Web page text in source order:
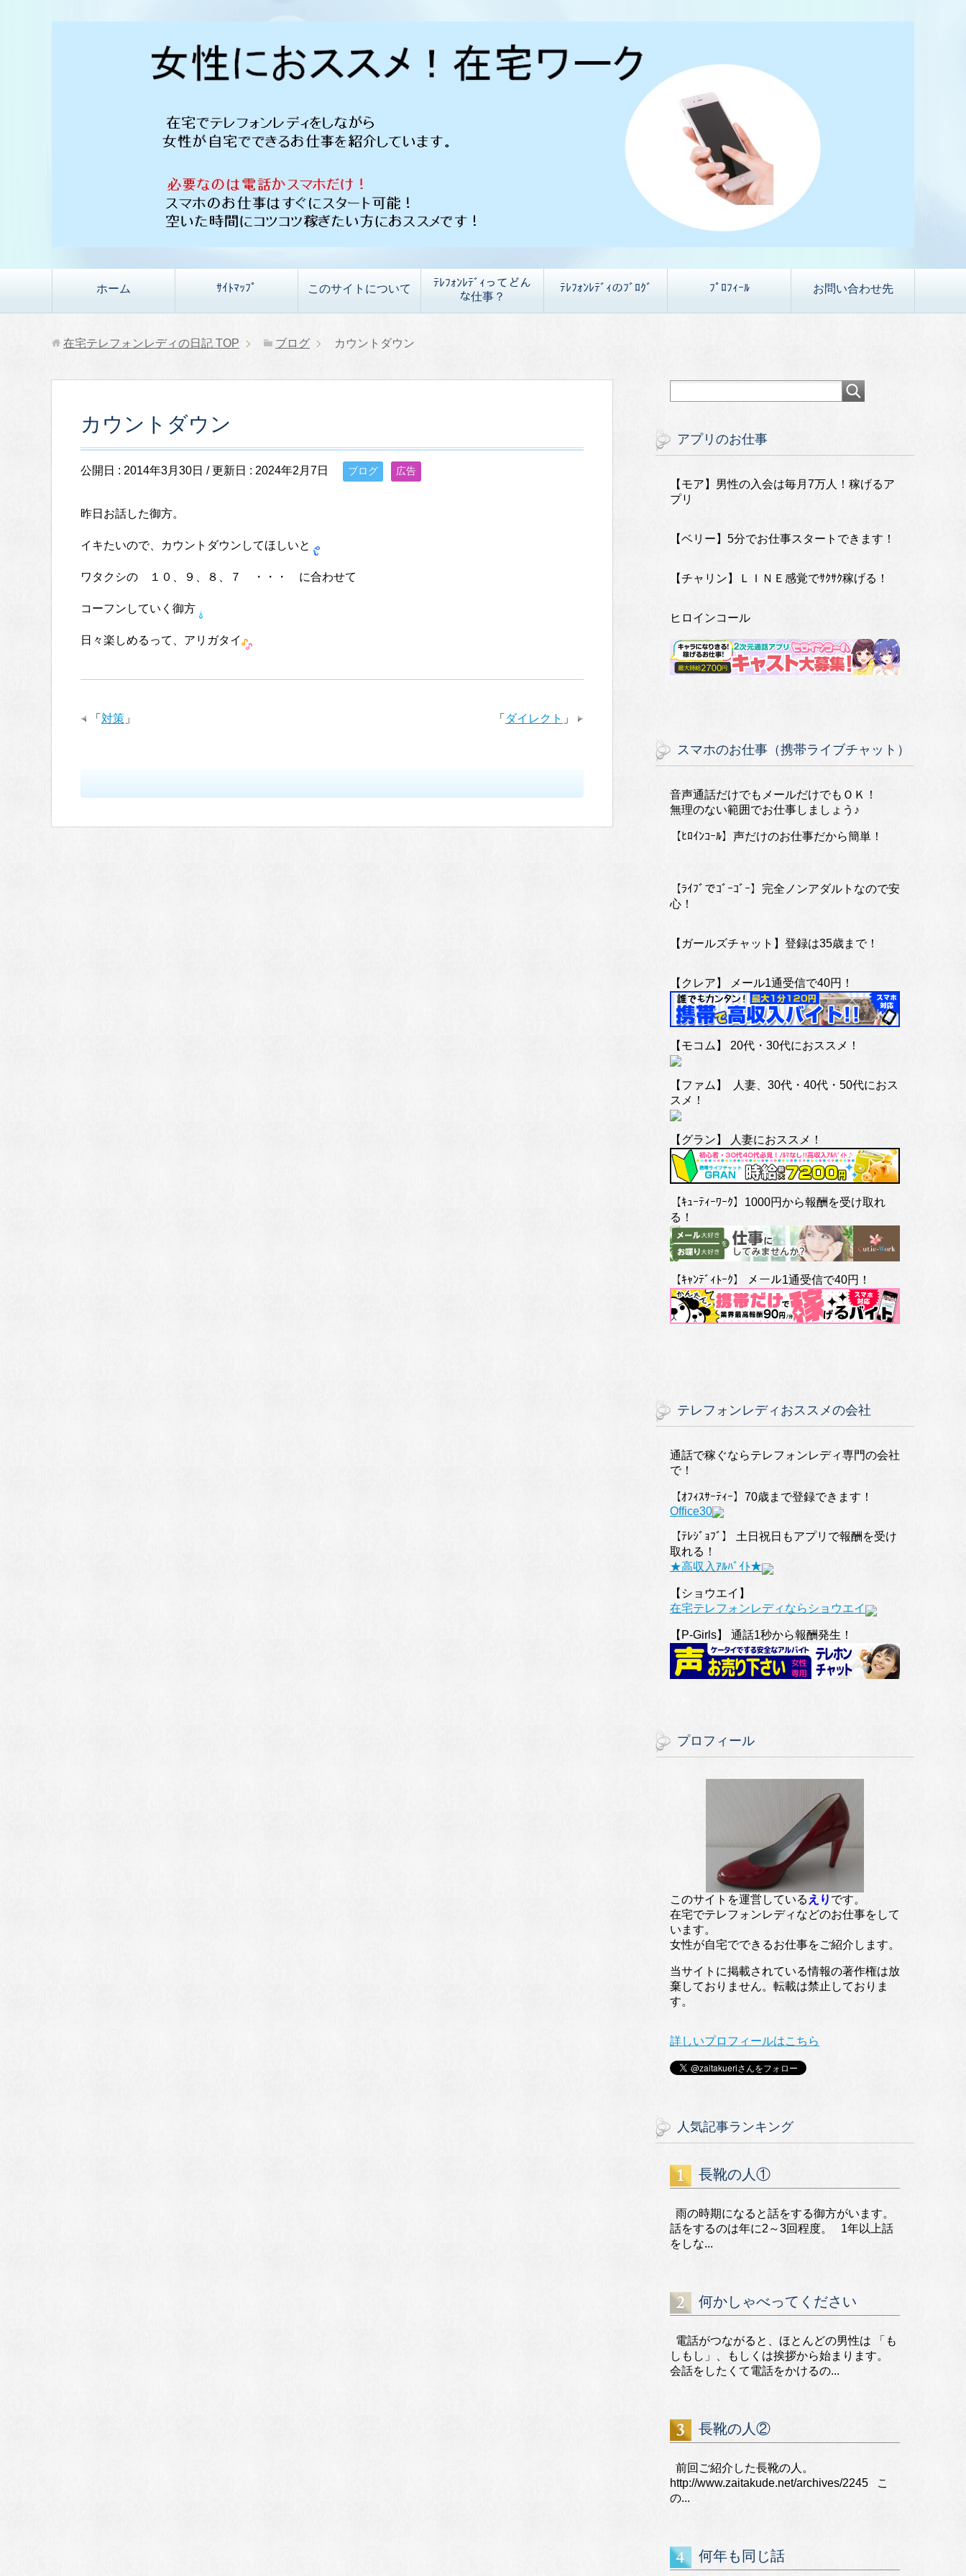
ホーム ｻｲﾄﾏｯﾌﾟ このサイトについて
ﾃﾚﾌｫﾝﾚﾃﾞｨってどん
な仕事？
ﾃﾚﾌｫﾝﾚﾃﾞｨのﾌﾞﾛｸﾞ ﾌﾟﾛﾌｨｰﾙ お問い合わせ先
在宅テレフォンレディの日記 TOP ブログ カウントダウン
カウントダウン
公開日 : 2014年3月30日 / 更新日 : 2024年2月7日 ブログ 広告
昨日お話した御方。
イキたいので、カウントダウンしてほしいと
ワタクシの １０、９、８、７ ・・・ に合わせて
コーフンしていく御方
日々楽しめるって、アリガタイ
「 ダイレクト 」
「 対策 」
アプリのお仕事
【モア】男性の入会は毎月7万人！稼げるア
プリ
【ベリー】5分でお仕事スタートできます！
【チャリン】ＬＩＮＥ感覚でｻｸｻｸ稼げる！
ヒロインコール
スマホのお仕事（携帯ライブチャット）
音声通話だけでもメールだけでもＯＫ！
無理のない範囲でお仕事しましょう♪
【ﾋﾛｲﾝｺｰﾙ】声だけのお仕事だから簡単！
【ﾗｲﾌﾞでｺﾞｰｺﾞｰ】完全ノンアダルトなので安
心！
【ガールズチャット】登録は35歳まで！
【クレア】 メール1通受信で40円！
【モコム】 20代・30代におススメ！
【ファム】 人妻、30代・40代・50代におス
スメ！
【グラン】 人妻におススメ！
【ｷｭｰﾃｨｰﾜｰｸ】1000円から報酬を受け取れ
る！
【ｷｬﾝﾃﾞｨﾄｰｸ】 メール1通受信で40円！
テレフォンレディおススメの会社
通話で稼ぐならテレフォンレディ専門の会社
で！
【ｵﾌｨｽｻｰﾃｨｰ】70歳まで登録できます！
Office30
【ﾃﾚｼﾞｮﾌﾞ】 土日祝日もアプリで報酬を受け
取れる！
★高収入ｱﾙﾊﾞｲﾄ★
【ショウエイ】
在宅テレフォンレディならショウエイ
【P-Girls】 通話1秒から報酬発生！
プロフィール
このサイトを運営している えり です。
在宅でテレフォンレディなどのお仕事をして
います。
女性が自宅でできるお仕事をご紹介します。
当サイトに掲載されている情報の著作権は放
棄しておりません。転載は禁止しておりま
す。
詳しいプロフィールはこちら
人気記事ランキング
長靴の人①
雨の時期になると話をする御方がいます。
話をするのは年に2～3回程度。 1年以上話
をしな...
何かしゃべってください
電話がつながると、ほとんどの男性は 「も
しもし」、もしくは挨拶から始まります。
会話をしたくて電話をかけるの...
長靴の人②
前回ご紹介した長靴の人。
http://www.zaitakude.net/archives/2245 こ
の...
何年も同じ話